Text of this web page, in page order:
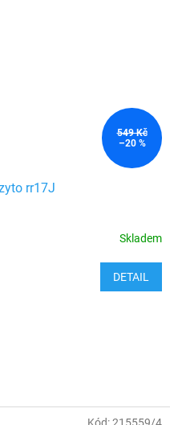
549 Kč
–20 %
rr17J
Skladem
DETAIL
Kód:215559/4